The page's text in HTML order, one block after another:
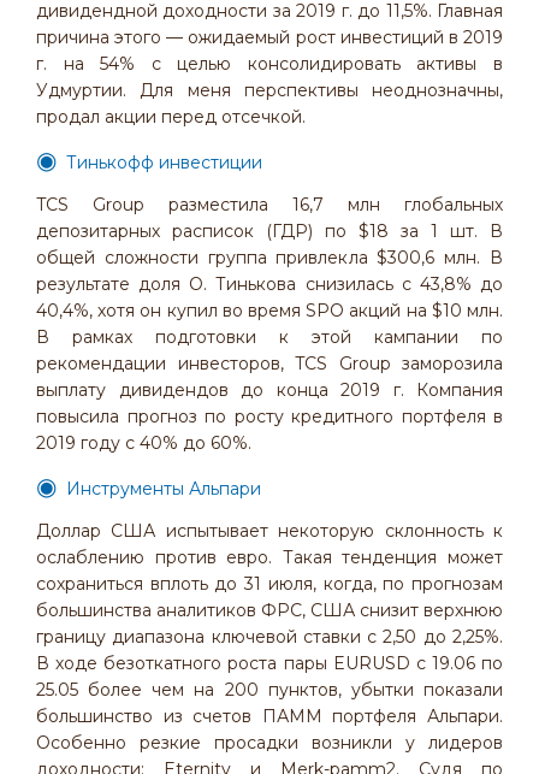
дивидендной доходности за 2019 г. до 11,5%. Главная
причина этого — ожидаемый рост инвестиций в 2019
г. на 54% с целью консолидировать активы в
Удмуртии. Для меня перспективы неоднозначны,
продал акции перед отсечкой.
Тинькофф инвестиции
TCS Group разместила 16,7 млн глобальных
депозитарных расписок (ГДР) по $18 за 1 шт. В
общей сложности группа привлекла $300,6 млн. В
результате доля О. Тинькова снизилась с 43,8% до
40,4%, хотя он купил во время SPO акций на $10 млн.
В рамках подготовки к этой кампании по
рекомендации инвесторов, TCS Group заморозила
выплату дивидендов до конца 2019 г. Компания
повысила прогноз по росту кредитного портфеля в
2019 году с 40% до 60%.
Инструменты Альпари
Доллар США испытывает некоторую склонность к
ослаблению против евро. Такая тенденция может
сохраниться вплоть до 31 июля, когда, по прогнозам
большинства аналитиков ФРС, США снизит верхнюю
границу диапазона ключевой ставки с 2,50 до 2,25%.
В ходе безоткатного роста пары EURUSD с 19.06 по
25.05 более чем на 200 пунктов, убытки показали
большинство из счетов ПАММ портфеля Альпари.
Особенно резкие просадки возникли у лидеров
доходности: Eternity и Merk-pamm2. Судя по